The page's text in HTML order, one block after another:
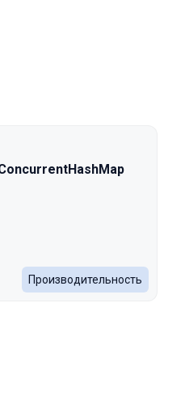
Производительность